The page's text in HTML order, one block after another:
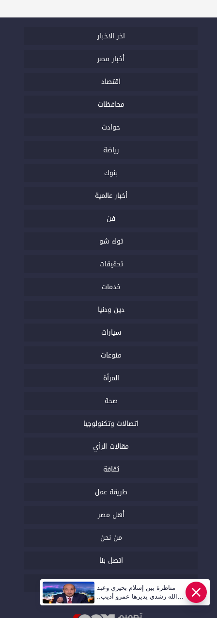
اخر الاخبار
أخبار مصر
اقتصاد
محافظات
حوادث
رياضة
بنوك
أخبار عالمية
فن
توك شو
تحقيقات
خدمات
دين ودنيا
سيارات
منوعات
المرأة
صحة
اتصالات وتكنولوجيا
مقالات الرأي
ثقافة
طريقة عمل
أهل مصر
من نحن
اتصل بنا
السياسة التحريرية
مناظرة بين إسلام بحيري وعبد
الله رشدي يديرها عمرو أديب..
قريبا | أهل مصر